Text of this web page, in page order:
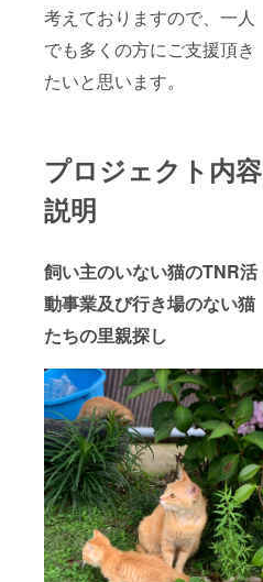
考えておりますので、一人
でも多くの方にご支援頂き
たいと思います。
プロジェクト内容
説明
飼い主のいない猫のTNR活
動事業及び行き場のない猫
たちの里親探し